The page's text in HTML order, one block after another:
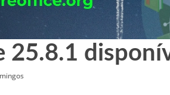
25.8.1